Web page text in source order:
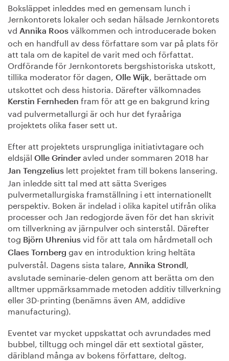
Boksläppet inleddes med en gemensam lunch i
Jernkontorets lokaler och sedan hälsade Jernkontorets
vd Annika Roos välkommen och introducerade boken
och en handfull av dess författare som var på plats för
att tala om de kapitel de varit med och författat.
Ordförande för Jernkontorets bergshistoriska utskott,
tillika moderator för dagen, Olle Wijk, berättade om
utskottet och dess historia. Därefter välkomnades
Kerstin Fernheden fram för att ge en bakgrund kring
vad pulvermetallurgi är och hur det fyraåriga
projektets olika faser sett ut.
Efter att projektets ursprungliga initiativtagare och
eldsjäl Olle Grinder avled under sommaren 2018 har
Jan Tengzelius lett projektet fram till bokens lansering.
Jan inledde sitt tal med att sätta Sveriges
pulvermetallurgiska framställning i ett internationellt
perspektiv. Boken är indelad i olika kapitel utifrån olika
processer och Jan redogjorde även för det han skrivit
om tillverkning av järnpulver och sinterstål. Därefter
tog Björn Uhrenius vid för att tala om hårdmetall och
Claes Tornberg gav en introduktion kring heltäta
pulverstål. Dagens sista talare, Annika Strondl ,
avslutade seminarie-delen genom att berätta om den
alltmer uppmärksammade metoden additiv tillverkning
eller 3D-printing (benämns även AM, addidive
manufacturing).
Eventet var mycket uppskattat och avrundades med
bubbel, tilltugg och mingel där ett sextiotal gäster,
däribland många av bokens författare, deltog.